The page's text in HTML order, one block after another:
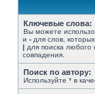
Ключевые слова:
Вы можете
и - для слов,
| для поиска любого
совпадения.
Поиск по автору:
Используйте * в